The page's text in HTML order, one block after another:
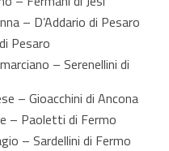
– D’Addario di Pesaro
Pesaro
– Serenellini di
– Gioacchini di Ancona
– Paoletti di Fermo
– Sardellini di Fermo